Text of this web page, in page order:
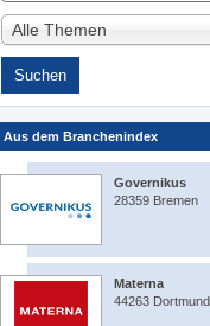
Alle Themen
Aus dem Branchenindex
Governikus
28359 Bremen
Materna
44263 Dortmund